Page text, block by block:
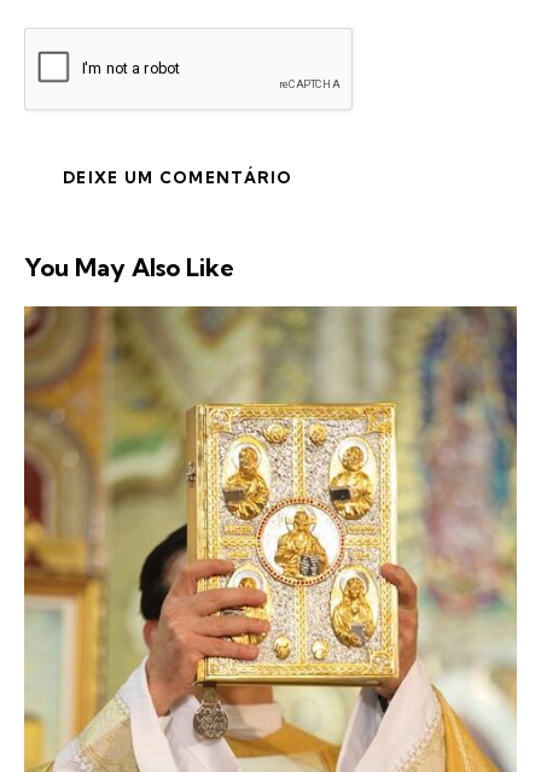
You May Also Like